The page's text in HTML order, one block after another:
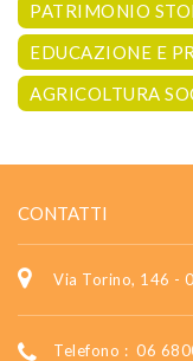
PATRIMONIO
EDUCAZIONE E
AGRICOLTURA
CONTATTI
Via Torino, 146 -
Telefono : 06